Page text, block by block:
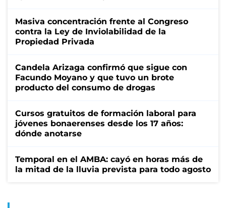
Masiva concentración frente al Congreso
contra la Ley de Inviolabilidad de la
Propiedad Privada
Candela Arizaga confirmó que sigue con
Facundo Moyano y que tuvo un brote
producto del consumo de drogas
Cursos gratuitos de formación laboral para
jóvenes bonaerenses desde los 17 años:
dónde anotarse
Temporal en el AMBA: cayó en horas más de
la mitad de la lluvia prevista para todo agosto